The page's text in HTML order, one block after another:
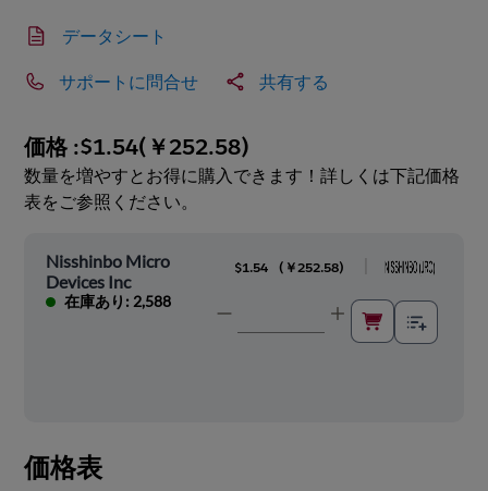
データシート
サポートに問合せ 共有する
価格 :$1.54(￥252.58)
数量を増やすとお得に購入できます！詳しくは下記価格
表をご参照ください。
Nisshinbo Micro
Devices Inc
在庫あり: 2,588
$1.54 ( ￥252.58)
価格表